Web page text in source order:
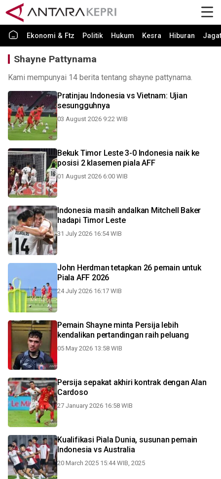
Ekonomi & Ftz Politik Hukum Kesra Hiburan Jagat
Shayne Pattynama
Kami mempunyai 14 berita tentang shayne pattynama.
Pratinjau Indonesia vs Vietnam: Ujian
sesungguhnya
03 August 2026 9:22 WIB
Bekuk Timor Leste 3-0 Indonesia naik ke
posisi 2 klasemen piala AFF
01 August 2026 6:00 WIB
Indonesia masih andalkan Mitchell Baker
hadapi Timor Leste
31 July 2026 16:54 WIB
John Herdman tetapkan 26 pemain untuk
Piala AFF 2026
24 July 2026 16:17 WIB
Pemain Shayne minta Persija lebih
kendalikan pertandingan raih peluang
05 May 2026 13:58 WIB
Persija sepakat akhiri kontrak dengan Alan
Cardoso
27 January 2026 16:58 WIB
Kualifikasi Piala Dunia, susunan pemain
Indonesia vs Australia
20 March 2025 15:44 WIB, 2025